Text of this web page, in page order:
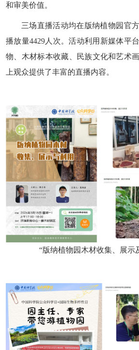
和审美价值。
三场直播活动均在版纳植物园官
播放量4429人次。活动利用新媒体平
物、木材标本收藏、民族文化和艺术
上观众提供了丰富的直播内容。
“版纳植物园木材收集、展示